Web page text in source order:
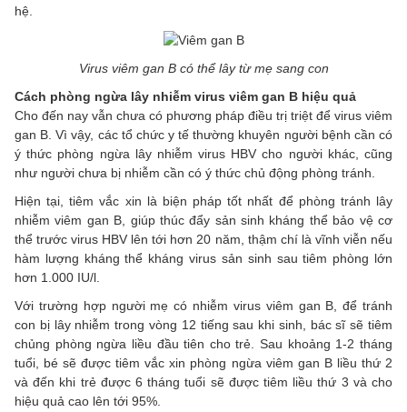
hệ.
Virus viêm gan B có thể lây từ mẹ sang con
Cách phòng ngừa lây nhiễm virus viêm gan B hiệu quả
Cho đến nay vẫn chưa có phương pháp điều trị triệt để virus viêm
gan B. Vì vậy, các tổ chức y tế thường khuyên người bệnh cần có
ý thức phòng ngừa lây nhiễm virus HBV cho người khác, cũng
như người chưa bị nhiễm cần có ý thức chủ động phòng tránh.
Hiện tại, tiêm vắc xin là biện pháp tốt nhất để phòng tránh lây
nhiễm viêm gan B, giúp thúc đẩy sản sinh kháng thể bảo vệ cơ
thể trước virus HBV lên tới hơn 20 năm, thậm chí là vĩnh viễn nếu
hàm lượng kháng thể kháng virus sản sinh sau tiêm phòng lớn
hơn 1.000 IU/l.
Với trường hợp người mẹ có nhiễm virus viêm gan B, để tránh
con bị lây nhiễm trong vòng 12 tiếng sau khi sinh, bác sĩ sẽ tiêm
chủng phòng ngừa liều đầu tiên cho trẻ. Sau khoảng 1-2 tháng
tuổi, bé sẽ được tiêm vắc xin phòng ngừa viêm gan B liều thứ 2
và đến khi trẻ được 6 tháng tuổi sẽ được tiêm liều thứ 3 và cho
hiệu quả cao lên tới 95%.